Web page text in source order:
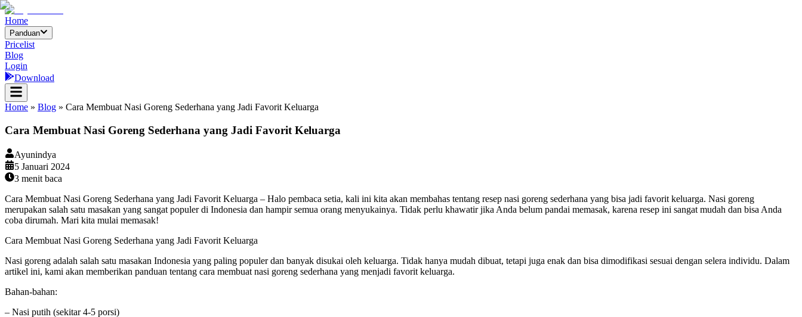
Home
Panduan
Pricelist
Blog
Login
Download
Home » Blog » Cara Membuat Nasi Goreng Sederhana yang Jadi Favorit Keluarga
Cara Membuat Nasi Goreng Sederhana yang Jadi Favorit Keluarga
Ayunindya
5 Januari 2024
3 menit baca
Cara Membuat Nasi Goreng Sederhana yang Jadi Favorit Keluarga – Halo pembaca setia, kali ini kita akan membahas tentang resep nasi goreng sederhana yang bisa jadi favorit keluarga. Nasi goreng
merupakan salah satu masakan yang sangat populer di Indonesia dan hampir semua orang menyukainya. Tidak perlu khawatir jika Anda belum pandai memasak, karena resep ini sangat mudah dan bisa Anda
coba dirumah. Mari kita mulai memasak!
Cara Membuat Nasi Goreng Sederhana yang Jadi Favorit Keluarga
Nasi goreng adalah salah satu masakan Indonesia yang paling populer dan banyak disukai oleh keluarga. Tidak hanya mudah dibuat, tetapi juga enak dan bisa dimodifikasi sesuai dengan selera individu. Dalam
artikel ini, kami akan memberikan panduan tentang cara membuat nasi goreng sederhana yang menjadi favorit keluarga.
Bahan-bahan:
– Nasi putih (sekitar 4-5 porsi)